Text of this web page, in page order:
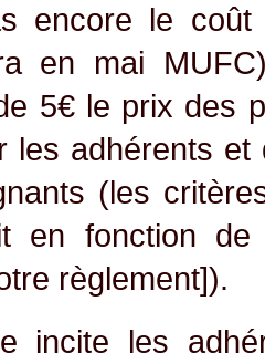
encore le coût
en mai
5€ le prix des
les adhérents
(les
en fonction de
règlement]).
incite les